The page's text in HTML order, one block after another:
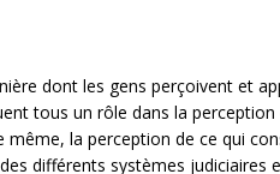
dont les gens perçoivent et
tous un rôle dans la perception
même, la perception de ce qui
différents systèmes judiciaires